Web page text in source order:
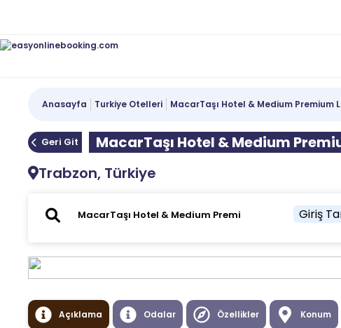
Anasayfa Turkiye Otelleri MacarTaşı Hotel & Medium Premium
Geri Git
MacarTaşı Hotel & Medium
Trabzon, Türkiye
Giriş
Açıklama Odalar Özellikler Konum